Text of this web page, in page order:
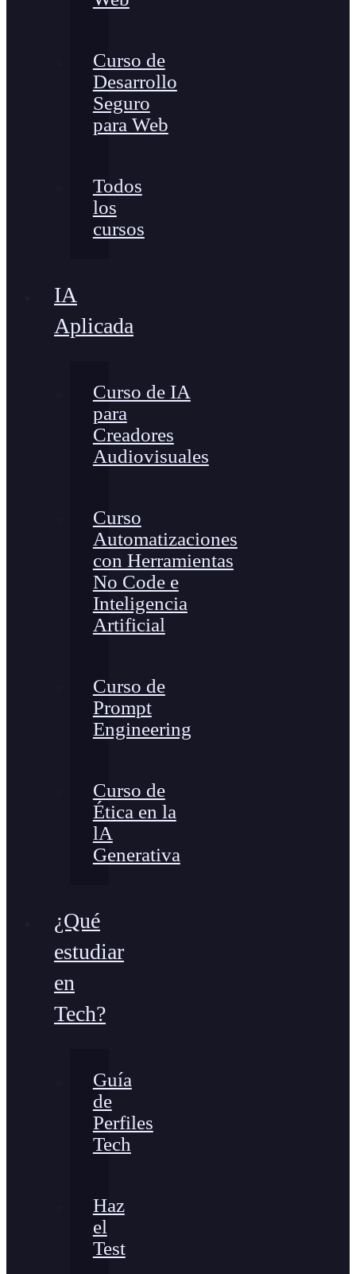
Curso de
Desarrollo
Seguro
para Web
Todos
los
cursos
IA
Aplicada
Curso de IA
para
Creadores
Audiovisuales
Curso
Automatizaciones
con Herramientas
No Code e
Inteligencia
Artificial
Curso de
Prompt
Engineering
Curso de
Ética en la
lA
Generativa
¿Qué
estudiar
en
Tech?
Guía
de
Perfiles
Tech
Haz
el
Test